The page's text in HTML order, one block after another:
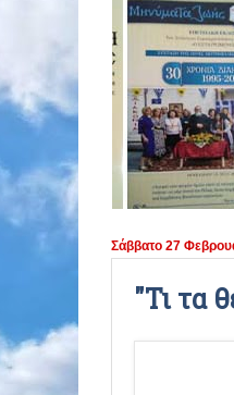
ΠΕΡΙΟΔΟΣ
ΠΕΡΙΟΔΟΣ
ΠΕΡΙΟΔΟΣ
ΠΕΡΙΟΔΟΣ
Σάββατο 27
"Τι τα